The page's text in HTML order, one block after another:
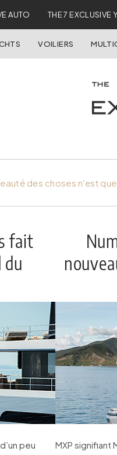
AUTO THE 7 EXCLUSIVE
VOILIERS
des choses n'est
fait
du
peu
MXP signifiant